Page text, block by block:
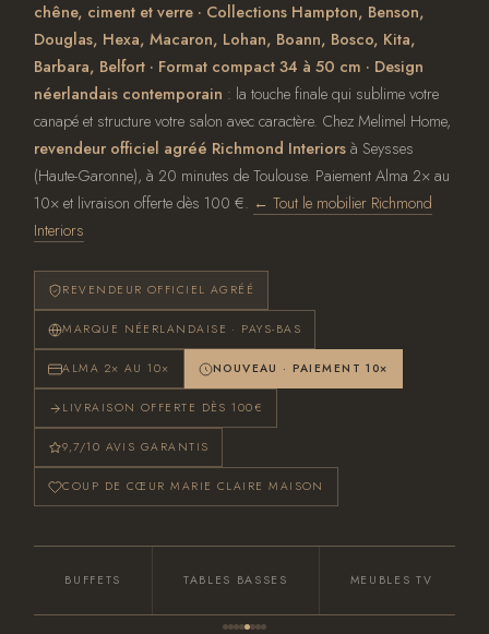
chêne, ciment et verre · Collections Hampton, Benson,
Douglas, Hexa, Macaron, Lohan, Boann, Bosco, Kita,
Barbara, Belfort · Format compact 34 à 50 cm · Design
néerlandais contemporain : la touche finale qui sublime votre
canapé et structure votre salon avec caractère. Chez Melimel Home,
revendeur officiel agréé Richmond Interiors à Seysses
(Haute-Garonne), à 20 minutes de Toulouse. Paiement Alma 2× au
10× et livraison offerte dès 100 €. ← Tout le mobilier Richmond
Interiors
REVENDEUR OFFICIEL AGRÉÉ
MARQUE NÉERLANDAISE · PAYS-BAS
ALMA 2× AU 10× NOUVEAU · PAIEMENT 10×
LIVRAISON OFFERTE DÈS 100€
9,7/10 AVIS GARANTIS
COUP DE CŒUR MARIE CLAIRE MAISON
BUFFETS TABLES BASSES MEUBLES TV